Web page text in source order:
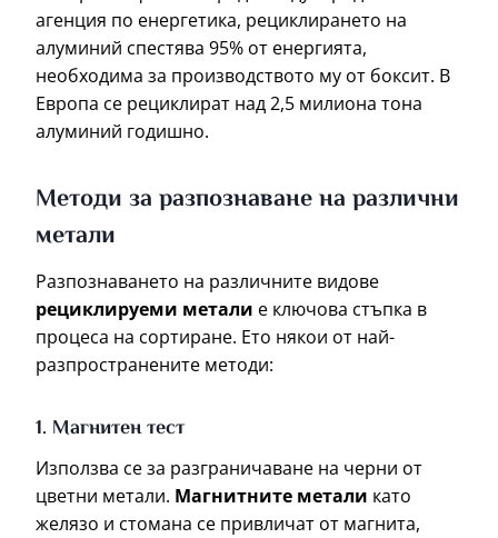
агенция по енергетика, рециклирането на
алуминий спестява 95% от енергията,
необходима за производството му от боксит. В
Европа се рециклират над 2,5 милиона тона
алуминий годишно.
Методи за разпознаване на различни
метали
Разпознаването на различните видове
рециклируеми метали е ключова стъпка в
процеса на сортиране. Ето някои от най-
разпространените методи:
1. Магнитен тест
Използва се за разграничаване на черни от
цветни метали. Магнитните метали като
желязо и стомана се привличат от магнита,